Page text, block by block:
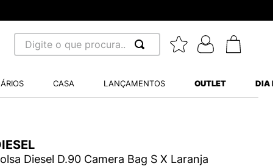
Digite o que procura...
CASA LANÇAMENTOS OUTLET DIA
Diesel D.90 Camera Bag S X Laranja
BALANCE 530
BABY